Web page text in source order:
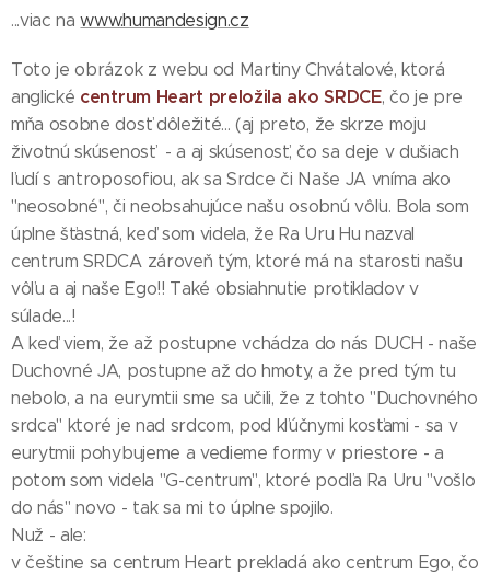
...viac nawww.humandesign.cz
Toto je obrázok z webu od Martiny Chvátalové, ktorá
anglické centrum Heart preložila ako SRDCE, čo je pre
mňa osobne dosť dôležité... (aj preto, že skrze moju
životnú skúsenosť - a aj skúsenosť, čo sa deje v dušiach
ľudí s antroposofiou, ak sa Srdce či Naše JA vníma ako
"neosobné", či neobsahujúce našu osobnú vôľu. Bola som
úplne šťastná, keď som videla, že Ra Uru Hu nazval
centrum SRDCA zároveň tým, ktoré má na starosti našu
vôľu a aj naše Ego!! Také obsiahnutie protikladov v
súlade...!
A keď viem, že až postupne vchádza do nás DUCH - naše
Duchovné JA, postupne až do hmoty, a že pred tým tu
nebolo, a na eurymtii sme sa učili, že z tohto "Duchovného
srdca" ktoré je nad srdcom, pod kľúčnymi kosťami - sa v
eurytmii pohybujeme a vedieme formy v priestore - a
potom som videla "G-centrum", ktoré podľa Ra Uru "vošlo
do nás" novo - tak sa mi to úplne spojilo.
Nuž - ale:
v češtine sa centrum Heart prekladá ako centrum Ego, čo